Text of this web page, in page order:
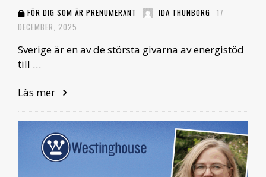
FÖR DIG SOM ÄR PRENUMERANT IDA THUNBORG 17
DECEMBER, 2025
Sverige är en av de största givarna av energistöd
till …
Läs mer